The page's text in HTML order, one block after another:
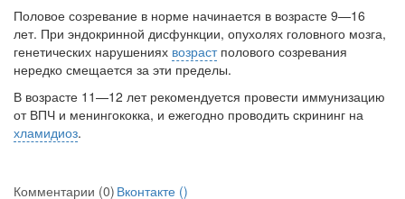
Половое созревание в норме начинается в возрасте 9—16
лет. При эн­докринной дисфункции, опухолях головного мозга,
генетических нару­шениях возрастполового созревания
нередко смещается за эти пределы.
В возрасте 11—12 лет рекомендуется провести иммунизацию
от ВПЧ и менингококка, и ежегодно проводить скрининг на
хламидиоз.
Комментарии (0) Вконтакте ()